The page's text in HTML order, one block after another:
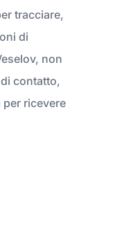
tracciare,
di
non
contatto,
ricevere